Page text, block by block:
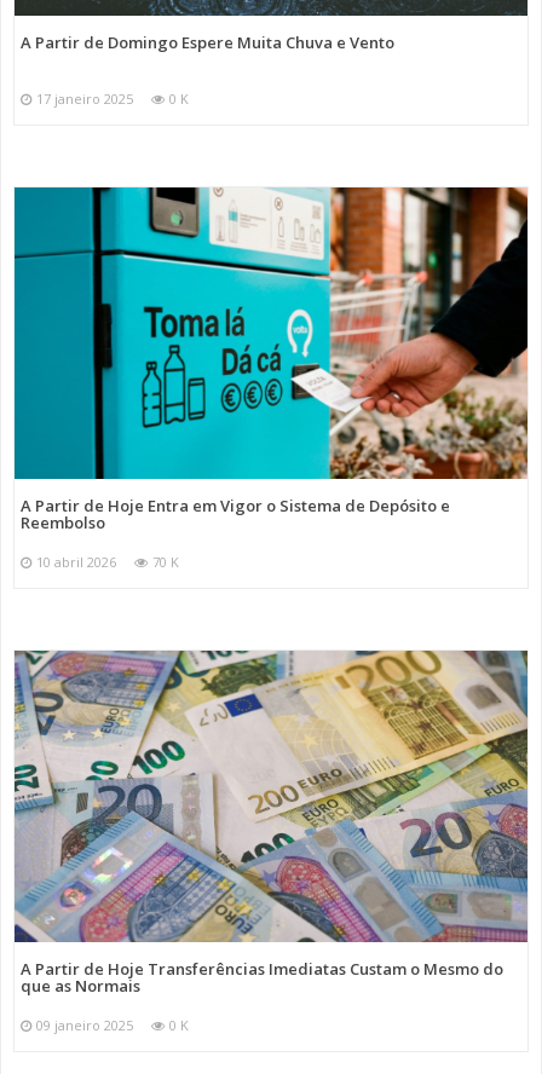
A Partir de Domingo Espere Muita Chuva e Vento
17 janeiro 2025 0 K
A Partir de Hoje Entra em Vigor o Sistema de Depósito e
Reembolso
10 abril 2026 70 K
A Partir de Hoje Transferências Imediatas Custam o Mesmo do
que as Normais
09 janeiro 2025 0 K